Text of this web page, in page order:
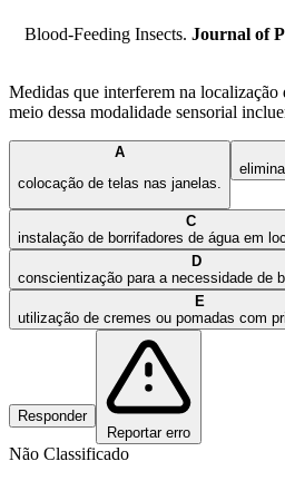
Blood-Feeding Insects. Journal of
Medidas que interferem na
meio dessa modalidade sensorial
A
colocação de telas nas janelas.
C
instalação de borrifadores de água em
D
conscientização para a necessidade de
E
utilização de cremes ou pomadas com
Responder
Reportar erro
Não Classificado